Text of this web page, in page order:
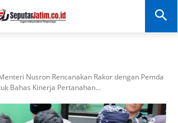
SEPUTAR JATIM
Portal Informasi Dan
Nusron Rencanakan Rakor dengan Pemda
Bahas Kinerja Pertanahan...